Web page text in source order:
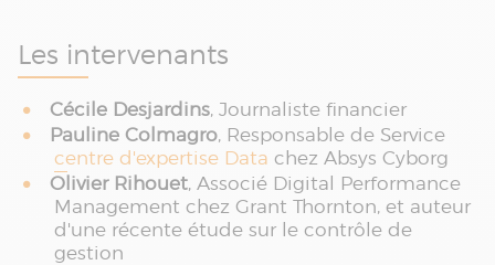
Les intervenants
Cécile Desjardins, Journaliste financier
Pauline Colmagro, Responsable de Service
centre d'expertise Data chez Absys Cyborg
Olivier Rihouet, Associé Digital Performance
Management chez Grant Thornton, et auteur
d'une récente étude sur le contrôle de
gestion